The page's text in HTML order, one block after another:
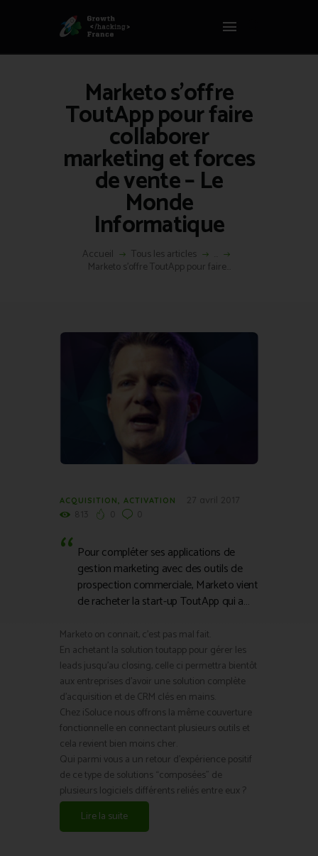
Marketo s’offre
ToutApp pour faire
collaborer
marketing et forces
de vente – Le
Monde
Informatique
Accueil Tous les articles
Marketo s’offre ToutApp pour faire...
GROWTH HACKING FRANCE
ACCUEIL
HACKS
VOUS ÊTES ?
RESSOURCES
L’AGENCE
CONTACT
ACQUISITION, ACTIVATION
Pour compléter ses applications de
gestion marketing avec des outils de
prospection commerciale, Marketo vient
de racheter la start-up ToutApp qui a…
Marketo on connait, c’est pas mal fait.
En achetant la solution toutapp pour gérer les
leads jusqu’au closing, celle ci permettra bientôt
aux entreprises d’avoir une solution complète
d’acquisition et de CRM clés en mains.
Chez iSoluce nous offrons la même couverture
fonctionnelle en connectant plusieurs outils et
cela revient bien moins cher.
Qui parmi vous a un retour d’expérience positif
de ce type de solutions “composées” de
plusieurs logiciels différents reliés entre eux ?
Lire la suite